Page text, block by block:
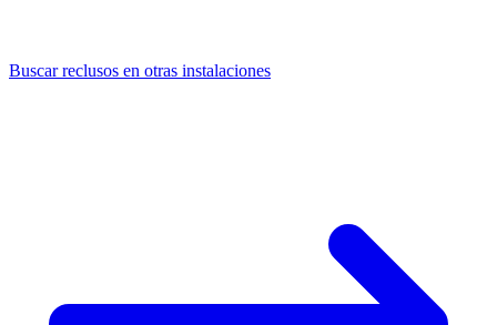
Buscar reclusos en otras instalaciones